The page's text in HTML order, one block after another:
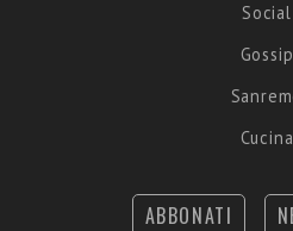
Social
Gossip
Cucina
ABBONATI